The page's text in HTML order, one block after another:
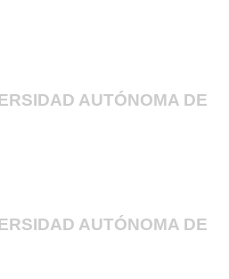
AUTÓNOMA DE
AUTÓNOMA DE